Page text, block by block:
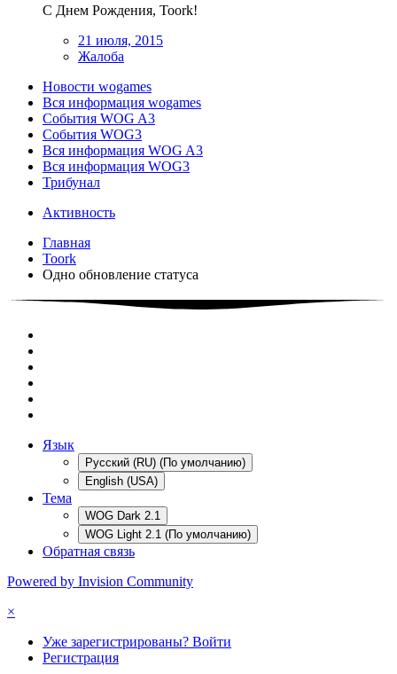
С Днем Рождения, Toork!
21 июля, 2015
Жалоба
Новости wogames
Вся информация wogames
События WOG A3
События WOG3
Вся информация WOG A3
Вся информация WOG3
Трибунал
Активность
Главная
Toork
Одно обновление статуса
Язык
Русский (RU) (По умолчанию)
English (USA)
Тема
WOG Dark 2.1
WOG Light 2.1 (По умолчанию)
Обратная связь
Powered by Invision Community
×
Уже зарегистрированы? Войти
Регистрация